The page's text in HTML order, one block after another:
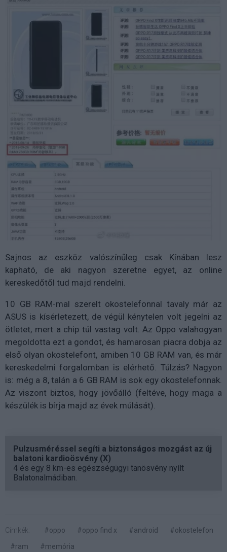
Sajnos az eszköz valószínűleg csak Kínában lesz
kapható, de aki nagyon szeretne egyet, az online
kereskedőtől tud majd rendelni.
10 GB RAM-mal szerelt okostelefonnal tavaly már az
ASUS is kísérletezett, de végül kénytelen volt jegelni az
ötletet, mert a chip túl vastag volt. Az Oppo valahogyan
megoldotta ezt a gondot, és hamarosan piacra dobja az
első olyan okostelefont, amiben 10 GB RAM van, és már
kereskedelmi forgalomban is elérhető. Túlzás? Nagyon
is: még a 8, talán a 6 GB RAM is sok egy okostelefonnak.
Az viszont biztos, hogy jövőálló (feltéve, hogy maga a
készülék is bírja majd az évek múlását).
Pulzusméréssel segíti a biztonságos mozgást az új
balatoni kardioösvény (X)
4 és egy 8 km-es egészségügyi tanösvény nyílt
Balatonalmádiban.
Címkék: #oppo #oppo find x #android
#okostelefon
#ram
#memória